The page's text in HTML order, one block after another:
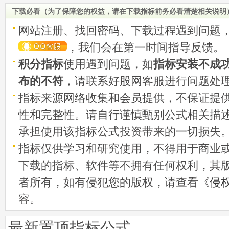
码
下载必看（为了保障您的权益，请在下载指标前务必看清楚相关说明
网站注册、找回密码、下载过程遇到问题
，我们会在第一时间指导反馈。
积分指标使用遇到问题，如指标安装不成
布的不符 ，请联系好股网客服进行问题处
指标来源网络收集和会员提供，不保证提
性和完整性。请自行谨慎甄别公式相关描
承担使用该指标公式投资带来的一切损失
指标仅供学习和研究使用，不得用于商业
下载的指标、软件等不拥有任何权利，其
者所有，如有侵犯您的版权，请查看《侵
容。